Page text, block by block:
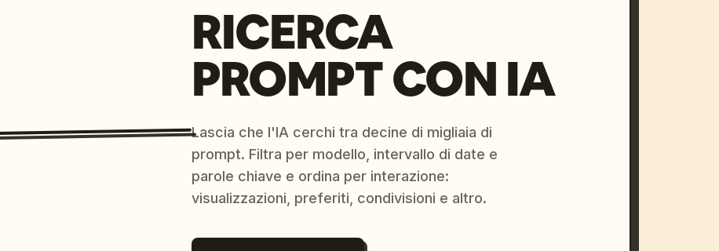
RICERCA
PROMPT CON IA
Lascia che l'IA cerchi tra decine di migliaia di
prompt. Filtra per modello, intervallo di date e
parole chiave e ordina per interazione:
visualizzazioni, preferiti, condivisioni e altro.